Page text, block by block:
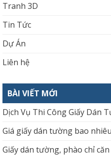
Tranh 3D
Tin Tức
Dự Án
Liên hệ
BÀI VIẾT MỚI
Dịch Vụ Thi Công Giấy Dán
Giá giấy dán tường bao
Giấy dán tường, phào chỉ